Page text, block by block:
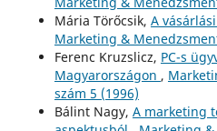
Mária Törőcsik, A
Marketing &
Ferenc Kruzslicz, PC-s
Magyarországon ,
szám 5 (1996)
Bálint Nagy, A marketing